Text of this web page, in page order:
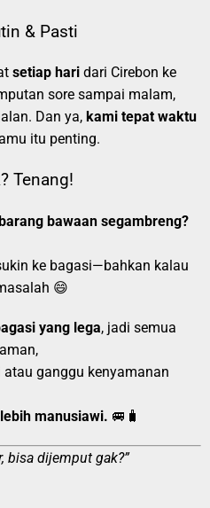
& Pasti
setiap hari dari Cirebon ke
sore sampai malam,
Dan ya, kami tepat waktu
itu penting.
Tenang!
bawaan segambreng?
ke bagasi—bahkan kalau
😄
yang lega, jadi semua
ganggu kenyamanan
manusiawi. 🚐🧳
bisa dijemput gak?”